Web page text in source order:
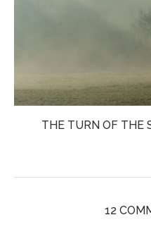
THE TURN OF THE
12